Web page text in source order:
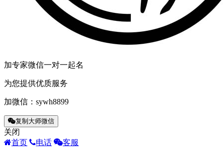
加专家微信一对一起名
为您提供优质服务
加微信： sywh8899
复制大师微信
关闭
首页
电话 客服